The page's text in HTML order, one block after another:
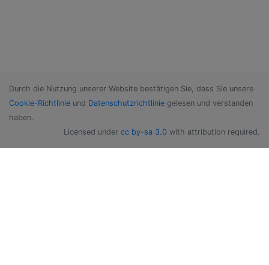
Durch die Nutzung unserer Website bestätigen Sie, dass Sie unsere
Cookie-Richtlinie und Datenschutzrichtlinie gelesen und verstanden
haben.
Licensed under cc by-sa 3.0 with attribution required.